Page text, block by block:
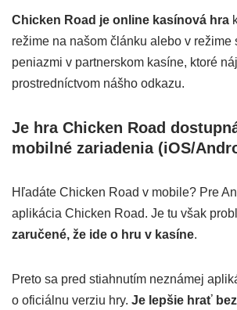
Chicken Road je online kasínová hra
režime na našom článku alebo v režime
peniazmi v partnerskom kasíne, ktoré
prostredníctvom nášho odkazu.
Je hra Chicken Road
mobilné zariadenia (iOS/
Hľadáte Chicken Road v mobile? Pre
aplikácia Chicken Road. Je tu však
zaručené, že ide o hru v kasíne.
Preto sa pred stiahnutím neznámej
o oficiálnu verziu hry. Je lepšie hrať